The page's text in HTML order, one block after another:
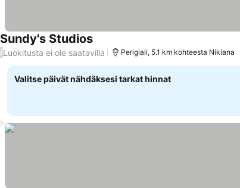
Sundy's StudiosKatso hinnat
/Luokitusta ei ole saatavilla Perigiali, 5.1 km kohteesta Nikiana
Valitse päivät nähdäksesi tarkat hinnat